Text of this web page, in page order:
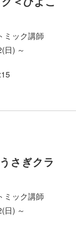
ック講師
(日) ～
さぎクラ
ック講師
(日) ～